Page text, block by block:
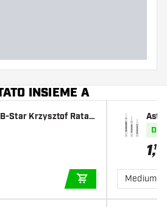
INSIEME A
Star Krzysztof Ratajs
AGGIUNGI AL
1,19
Medium